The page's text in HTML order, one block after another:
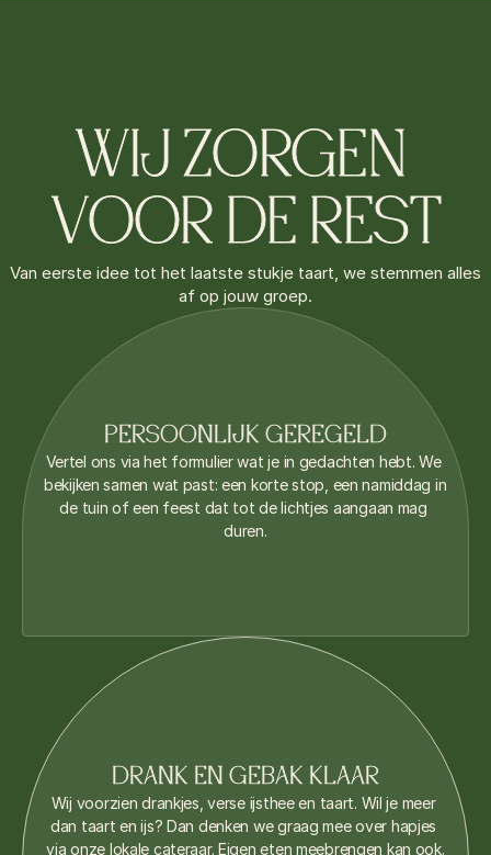
WIJ ZORGEN
VOOR DE REST
Van eerste idee tot het laatste stukje taart, we stemmen alles
af op jouw groep.
PERSOONLIJK GEREGELD
Vertel ons via het formulier wat je in gedachten hebt. We
bekijken samen wat past: een korte stop, een namiddag in
de tuin of een feest dat tot de lichtjes aangaan mag
duren.
DRANK EN GEBAK KLAAR
Wij voorzien drankjes, verse ijsthee en taart. Wil je meer
dan taart en ijs? Dan denken we graag mee over hapjes
via onze lokale cateraar. Eigen eten meebrengen kan ook.